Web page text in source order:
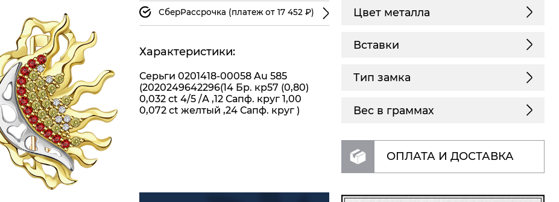
СберРассрочка (платеж от 17 452 ₽)
Характеристики:
Серьги 0201418-00058 Au 585
(2020249642296(14 Бр. кр57 (0,80)
0,032 ct 4/5 /А ,12 Сапф. круг 1,00
0,072 ct желтый ,24 Сапф. круг )
Цвет металла
Вставки
Тип замка
Вес в граммах
ОПЛАТА И ДОСТАВКА